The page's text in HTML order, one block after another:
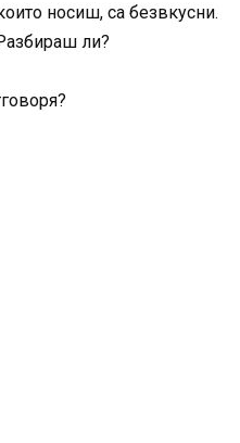
носиш, са безвкусни.
ли?